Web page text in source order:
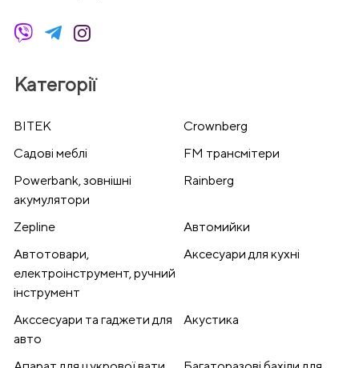
Категорії
BITEK
Crownberg
Cадові меблі
FM трансмітери
Powerbank, зовнішні
акумулятори
Rainberg
Zepline
Автомийки
Автотовари,
електроінструмент, ручний
інструмент
Аксесуари для кухні
Акссесуари та гаджети для
авто
Акустика